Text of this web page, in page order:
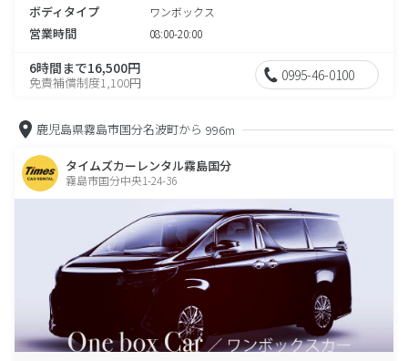
ボディタイプ ワンボックス
営業時間 08:00-20:00
6時間まで16,500円
免責補償制度1,100円 0995-46-0100
鹿児島県霧島市国分名波町から 996m
タイムズカーレンタル霧島国分
霧島市国分中央1-24-36